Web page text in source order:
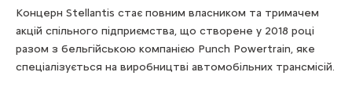
Концерн Stellantis стає повним власником та тримачем
акцій спільного підприємства, що створене у 2018 році
разом з бельгійською компанією Punch Powertrain, яке
спеціалізується на виробництві автомобільних трансмісій.